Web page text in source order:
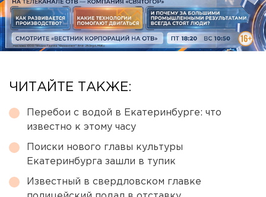
ЧИТАЙТЕ ТАКЖЕ:
Перебои с водой в Екатеринбурге: что
известно к этому часу
Поиски нового главы культуры
Екатеринбурга зашли в тупик
Известный в свердловском главке